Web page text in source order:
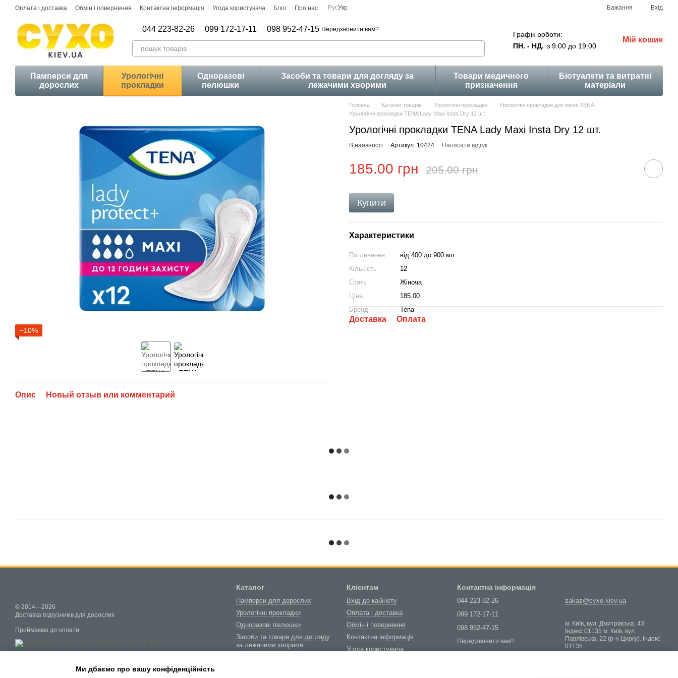
Перейти до основного контенту
Оплата і доставка Обмін і повернення Контактна інформація Угода користувача Блог Про нас РусУкр Бажання Вхід
044 223-82-26 099 172-17-11 098 952-47-15 Передзвонити вам?
Графік роботи:
ПН. - НД. з 9:00 до 19:00
Мій кошик
Памперси для
дорослих
Урологічні
прокладки
Одноразові
пелюшки
Засоби та товари для догляду за
лежачими хворими
Товари медичного
призначення
Біотуалети та витратні
матеріали
−10%
Опис Новый отзыв или комментарий
Головна Каталог товарів Урологічні прокладки
Урологічні прокладки для жінок TENA
Урологічні прокладки TENA Lady Maxi Insta Dry 12 шт.
Урологічні прокладки TENA Lady Maxi Insta Dry 12 шт.
В наявності Артикул: 10424 Написати відгук
185.00 грн 205.00 грн
Купити
Характеристики
Поглинання
від 400 до 900 мл.
Кількість
12
Стать
Жіноча
Ціна
185.00
Бренд
Tena
Доставка Оплата
© 2014—2026
Доставка підгузників для дорослих
Приймаємо до оплати
Каталог
Памперси для дорослих
Урологічні прокладки
Одноразові пелюшки
Засоби та товари для догляду
за лежачими хворими
Клієнтам
Вхід до кабінету
Оплата і доставка
Обмін і повернення
Контактна інформація
Угода користувача
Контактна інформація
044 223-82-26
099 172-17-11
098 952-47-15
Передзвонити вам?
zakaz@cyxo.kiev.ua
м. Київ, вул. Дмитрівська, 43.
Індекс 01135 м. Київ, вул.
Павлівська, 22 (р-н Цирку). Індекс
01135
Ми дбаємо про вашу конфіденційність